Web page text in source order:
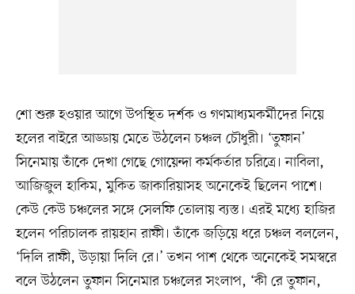
শো শুরু হওয়ার আগে উপস্থিত দর্শক ও গণমাধ্যমকর্মীদের নিয়ে
হলের বাইরে আড্ডায় মেতে উঠলেন চঞ্চল চৌধুরী। ‘তুফান’
সিনেমায় তাঁকে দেখা গেছে গোয়েন্দা কর্মকর্তার চরিত্রে। নাবিলা,
আজিজুল হাকিম, মুকিত জাকারিয়াসহ অনেকেই ছিলেন পাশে।
কেউ কেউ চঞ্চলের সঙ্গে সেলফি তোলায় ব্যস্ত। এরই মধ্যে হাজির
হলেন পরিচালক রায়হান রাফী। তাঁকে জড়িয়ে ধরে চঞ্চল বললেন,
‘দিলি রাফী, উড়ায়া দিলি রে।’ তখন পাশ থেকে অনেকেই সমস্বরে
বলে উঠলেন তুফান সিনেমার চঞ্চলের সংলাপ, ‘কী রে তুফান,